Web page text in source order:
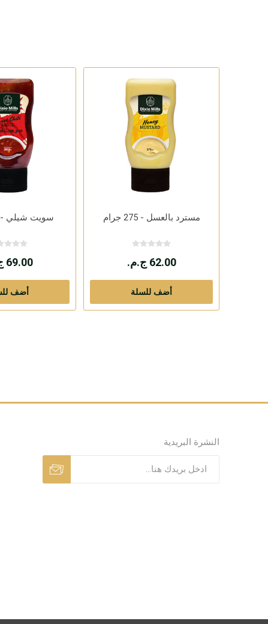
مسترد بالعسل - 275 جرام
62.00 ج.م.
سويت شيلي - 303 جرام
69.00 ج.م.
النشرة البريدية